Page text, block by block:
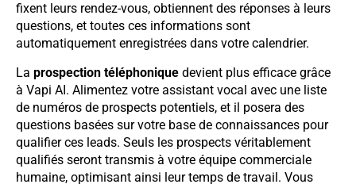
fixent leurs rendez-vous, obtiennent des réponses à leurs
questions, et toutes ces informations sont
automatiquement enregistrées dans votre calendrier.
La prospection téléphonique devient plus efficace grâce
à Vapi AI. Alimentez votre assistant vocal avec une liste
de numéros de prospects potentiels, et il posera des
questions basées sur votre base de connaissances pour
qualifier ces leads. Seuls les prospects véritablement
qualifiés seront transmis à votre équipe commerciale
humaine, optimisant ainsi leur temps de travail. Vous